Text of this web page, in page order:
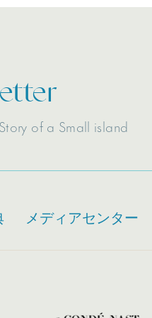
of a Small island
メディアセンター